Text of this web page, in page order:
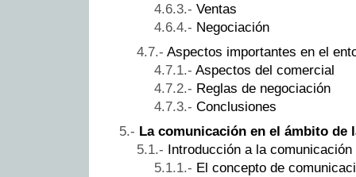
Ventas
Negociación
Aspectos importantes en el
Aspectos del comercial
Reglas de negociación
Conclusiones
La comunicación en el ámbito de
Introducción a la comunicación
El concepto de